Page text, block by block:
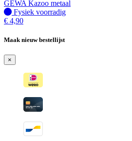
GEWA Kazoo metaal
Fysiek voorradig
Fysiek voorradig
€ 4,90
Maak nieuw bestellijst
×